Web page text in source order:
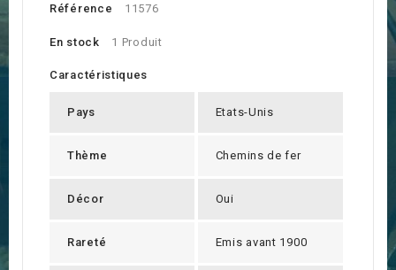
Référence 11576
En stock 1 Produit
Caractéristiques
Pays Etats-Unis
Thème Chemins de fer
Décor Oui
Rareté Emis avant 1900